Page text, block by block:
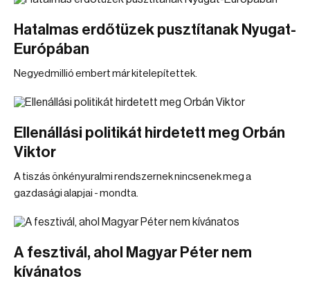
Hatalmas erdőtüzek pusztítanak Nyugat-
Európában
Negyedmillió embert már kitelepítettek.
Ellenállási politikát hirdetett meg Orbán
Viktor
A tiszás önkényuralmi rendszernek nincsenek meg a
gazdasági alapjai - mondta.
A fesztivál, ahol Magyar Péter nem
kívánatos